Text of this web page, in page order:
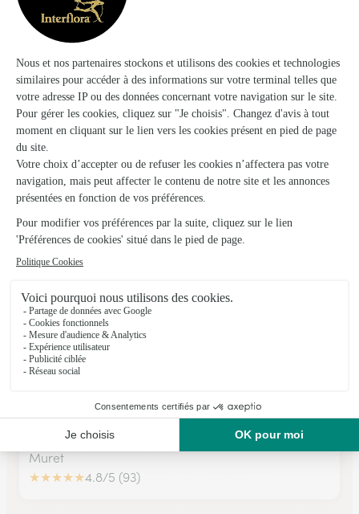
Fleur de Lune
Escalquens
★★★★ ★ 4.8/5 (33)
Rustica Flor
Muret
★★★★★4.8/5 (93)